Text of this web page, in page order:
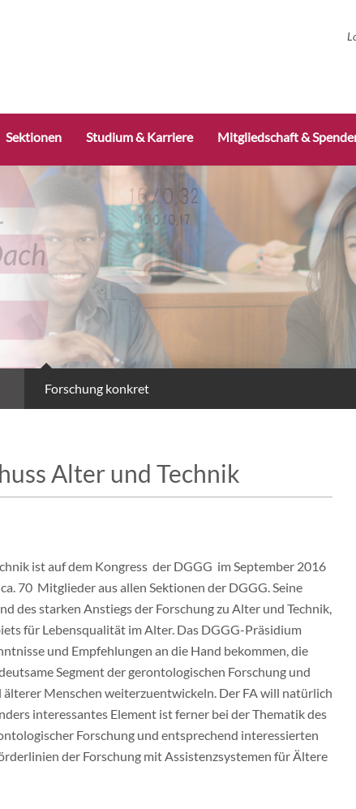
Sektionen Studium & Karriere Mitgliedschaft &
Forschung konkret
Alter und Technik
ist auf dem Kongress der DGGG im September 2016
70 Mitglieder aus allen Sektionen der DGGG. Seine
des starken Anstiegs der Forschung zu Alter und Technik,
für Lebensqualität im Alter. Das DGGG-Präsidium
und Empfehlungen an die Hand bekommen, die
Segment der gerontologischen Forschung und
Menschen weiterzuentwickeln. Der FA will natürlich
interessantes Element ist ferner bei der Thematik des
Forschung und entsprechend interessierten
der Forschung mit Assistenzsystemen für Ältere